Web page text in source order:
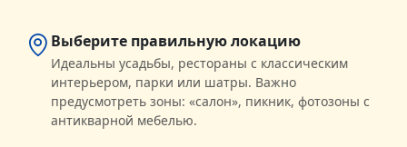
Выберите правильную локацию
Идеальны усадьбы, рестораны с классическим
интерьером, парки или шатры. Важно
предусмотреть зоны: «салон», пикник, фотозоны с
антикварной мебелью.